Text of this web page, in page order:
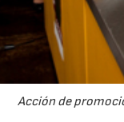
Acción de